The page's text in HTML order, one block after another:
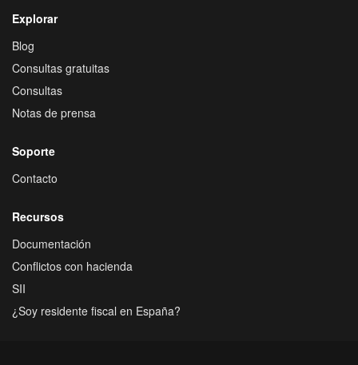
Explorar
Blog
Consultas gratuitas
Consultas
Notas de prensa
Soporte
Contacto
Recursos
Documentación
Conflictos con hacienda
SII
¿Soy residente fiscal en España?